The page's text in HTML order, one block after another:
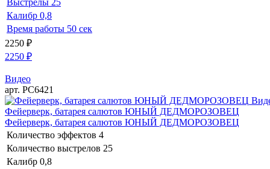
Калибр 0,8
Время работы 50 сек
2250 ₽
2250 ₽
Видео
арт. РС6421
Фейерверк, батарея салютов ЮНЫЙ ДЕДМОРОЗОВЕЦ
Фейерверк, батарея салютов ЮНЫЙ ДЕДМОРОЗОВЕЦ
Количество эффектов 4
Количество выстрелов 25
Калибр 0,8